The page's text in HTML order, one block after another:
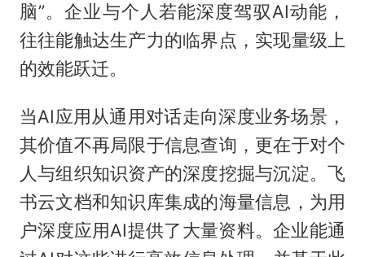
脑”。企业与个人若能深度驾驭AI动能，
往往能触达生产力的临界点，实现量级上
的效能跃迁。
当AI应用从通用对话走向深度业务场景，
其价值不再局限于信息查询，更在于对个
人与组织知识资产的深度挖掘与沉淀。飞
书云文档和知识库集成的海量信息，为用
户深度应用AI提供了大量资料。企业能通